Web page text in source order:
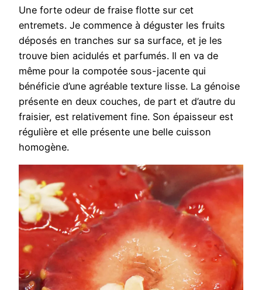
Une forte odeur de fraise flotte sur cet
entremets. Je commence à déguster les fruits
déposés en tranches sur sa surface, et je les
trouve bien acidulés et parfumés. Il en va de
même pour la compotée sous-jacente qui
bénéficie d’une agréable texture lisse. La génoise
présente en deux couches, de part et d’autre du
fraisier, est relativement fine. Son épaisseur est
régulière et elle présente une belle cuisson
homogène.